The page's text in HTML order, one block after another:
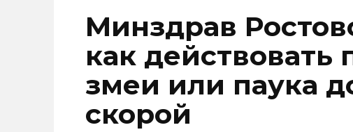
Минздрав
как действовать
змеи или паука
скорой